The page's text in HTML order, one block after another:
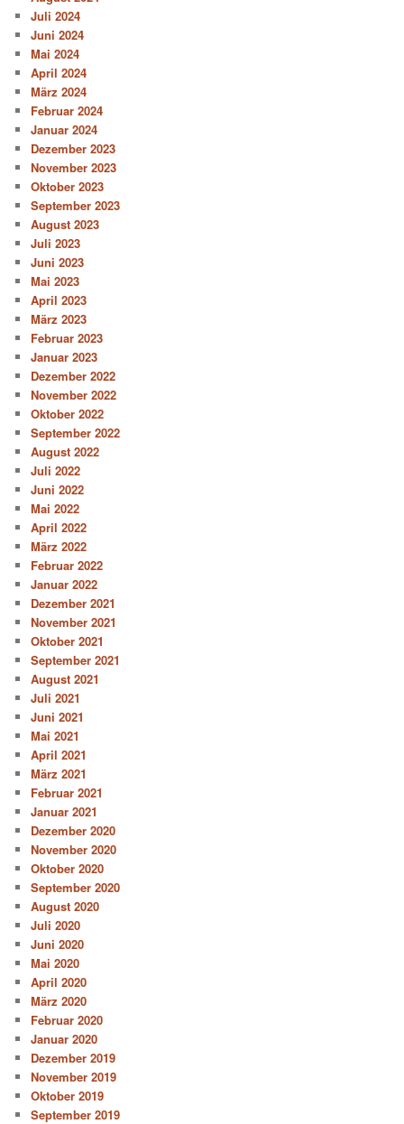
Juli 2024
Juni 2024
Mai 2024
April 2024
März 2024
Februar 2024
Januar 2024
Dezember 2023
November 2023
Oktober 2023
September 2023
August 2023
Juli 2023
Juni 2023
Mai 2023
April 2023
März 2023
Februar 2023
Januar 2023
Dezember 2022
November 2022
Oktober 2022
September 2022
August 2022
Juli 2022
Juni 2022
Mai 2022
April 2022
März 2022
Februar 2022
Januar 2022
Dezember 2021
November 2021
Oktober 2021
September 2021
August 2021
Juli 2021
Juni 2021
Mai 2021
April 2021
März 2021
Februar 2021
Januar 2021
Dezember 2020
November 2020
Oktober 2020
September 2020
August 2020
Juli 2020
Juni 2020
Mai 2020
April 2020
März 2020
Februar 2020
Januar 2020
Dezember 2019
November 2019
Oktober 2019
September 2019